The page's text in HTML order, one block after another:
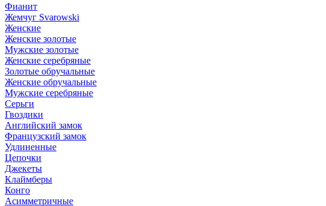
Фианит
Жемчуг Svarowski
Женские
Женские золотые
Мужские золотые
Женские серебряные
Золотые обручальные
Женские обручальные
Мужские серебряные
Серьги
Гвоздики
Английский замок
Французский замок
Удлиненные
Цепочки
Джекеты
Клаймберы
Конго
Асимметричные